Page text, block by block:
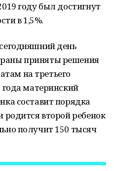
году был достигнут
в 1,5%.
день
приняты решения
на третьего
года материнский
составит порядка
родится второй ребенок
получит 150 тысяч